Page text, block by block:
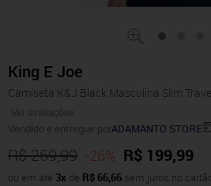
King E Joe
Camiseta K&J Black Masculina Slim
Ver avaliações
Vendido e entregue porADAMANTO STORE
R$ 269,99 -26% R$ 199,99
ou em até 3x de R$ 66,66 sem juros no